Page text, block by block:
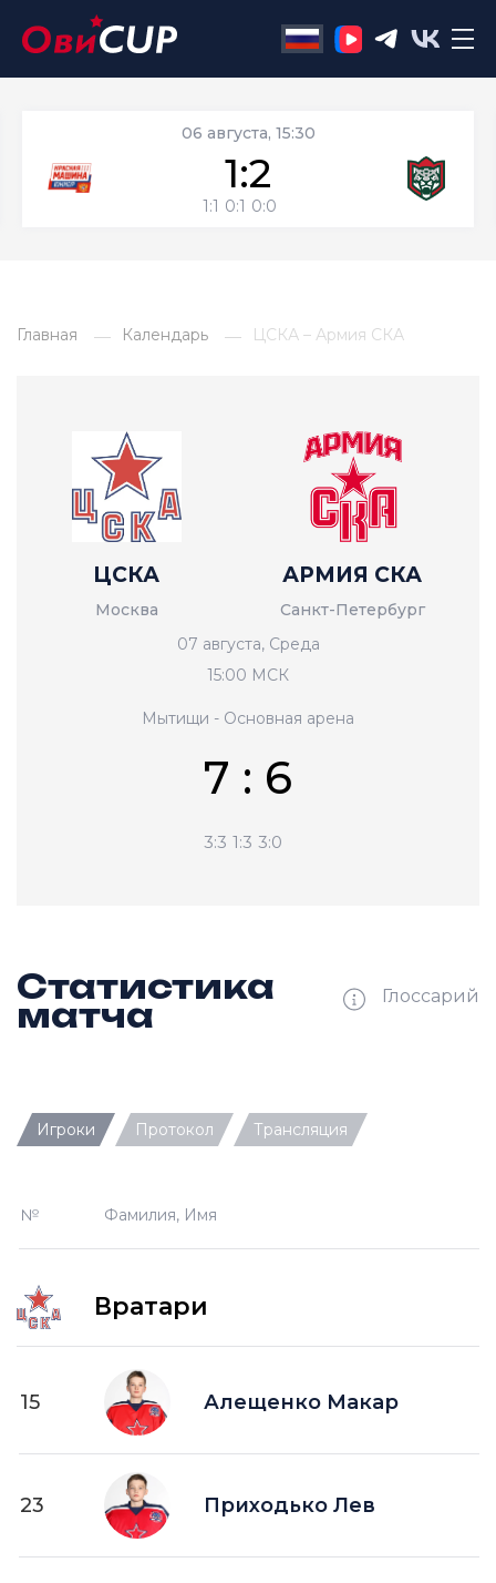
06 августа, 15:30
1:2
1:1 0:1 0:0
Главная Календарь ЦСКА – Армия СКА
ЦСКА
Москва
07 августа, Среда
15:00 МСК
Мытищи - Основная арена
7 : 6
3:3 1:3 3:0
АРМИЯ СКА
Санкт-Петербург
Статистика
матча Глоссарий
П — кол-во передач
игрока на площадке
-2 —
игроков на площад
шайба забитая в большинстве на одного
игрока на площадке
+2 — шайба забитая в большинстве на двух
шайба забитая в пустые ворота
Игроки Протокол Трансляция
№ Фамилия, Имя
Вратари
15 Алещенко Макар
23 Приходько Лев